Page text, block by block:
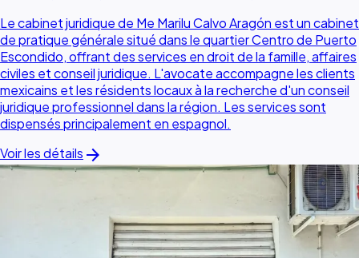
Le cabinet juridique de Me Marilu Calvo Aragón est un cabinet
de pratique générale situé dans le quartier Centro de Puerto
Escondido, offrant des services en droit de la famille, affaires
civiles et conseil juridique. L'avocate accompagne les clients
mexicains et les résidents locaux à la recherche d'un conseil
juridique professionnel dans la région. Les services sont
dispensés principalement en espagnol.
Voir les détails arrow_forward